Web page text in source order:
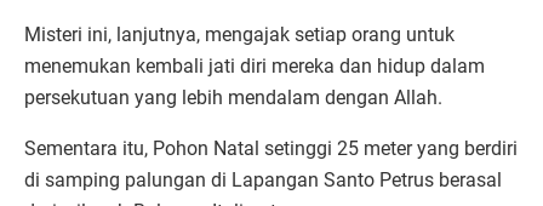
Misteri ini, lanjutnya, mengajak setiap orang untuk
menemukan kembali jati diri mereka dan hidup dalam
persekutuan yang lebih mendalam dengan Allah.
Sementara itu, Pohon Natal setinggi 25 meter yang berdiri
di samping palungan di Lapangan Santo Petrus berasal